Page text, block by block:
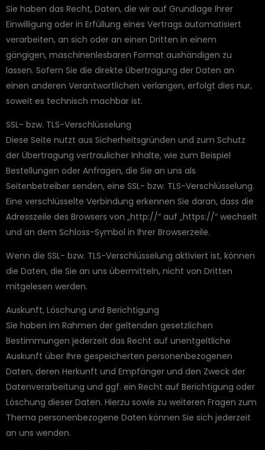
Sie haben das Recht, Daten, die wir auf Grundlage Ihrer
Einwilligung oder in Erfüllung eines Vertrags automatisiert
verarbeiten, an sich oder an einen Dritten in einem
gängigen, maschinenlesbaren Format aushändigen zu
lassen. Sofern Sie die direkte Übertragung der Daten an
einen anderen Verantwortlichen verlangen, erfolgt dies nur,
soweit es technisch machbar ist.
SSL- bzw. TLS-Verschlüsselung
Diese Seite nutzt aus Sicherheitsgründen und zum Schutz
der Übertragung vertraulicher Inhalte, wie zum Beispiel
Bestellungen oder Anfragen, die Sie an uns als
Seitenbetreiber senden, eine SSL- bzw. TLS-Verschlüsselung.
Eine verschlüsselte Verbindung erkennen Sie daran, dass die
Adresszeile des Browsers von „http://“ auf „https://“ wechselt
und an dem Schloss-Symbol in Ihrer Browserzeile.
Wenn die SSL- bzw. TLS-Verschlüsselung aktiviert ist, können
die Daten, die Sie an uns übermitteln, nicht von Dritten
mitgelesen werden.
Auskunft, Löschung und Berichtigung
Sie haben im Rahmen der geltenden gesetzlichen
Bestimmungen jederzeit das Recht auf unentgeltliche
Auskunft über Ihre gespeicherten personenbezogenen
Daten, deren Herkunft und Empfänger und den Zweck der
Datenverarbeitung und ggf. ein Recht auf Berichtigung oder
Löschung dieser Daten. Hierzu sowie zu weiteren Fragen zum
Thema personenbezogene Daten können Sie sich jederzeit
an uns wenden.